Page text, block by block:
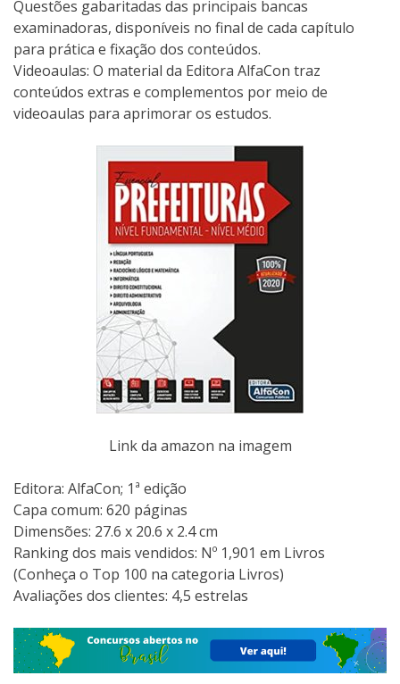
Questões gabaritadas das principais bancas
examinadoras, disponíveis no final de cada capítulo
para prática e fixação dos conteúdos.
Videoaulas: O material da Editora AlfaCon traz
conteúdos extras e complementos por meio de
videoaulas para aprimorar os estudos.
Link da amazon na imagem
Editora:‎ AlfaCon; 1ª edição
Capa comum:‎ 620 páginas
Dimensões:‎ 27.6 x 20.6 x 2.4 cm
Ranking dos mais vendidos: Nº 1,901 em Livros
(Conheça o Top 100 na categoria Livros)
Avaliações dos clientes: 4,5 estrelas